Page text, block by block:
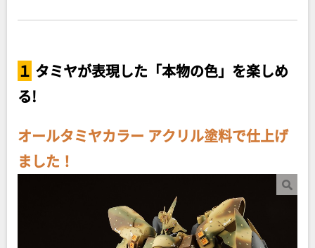
１ タミヤが表現した「本物の色」を楽しめ
る!
オールタミヤカラー アクリル塗料で仕上げ
ました！